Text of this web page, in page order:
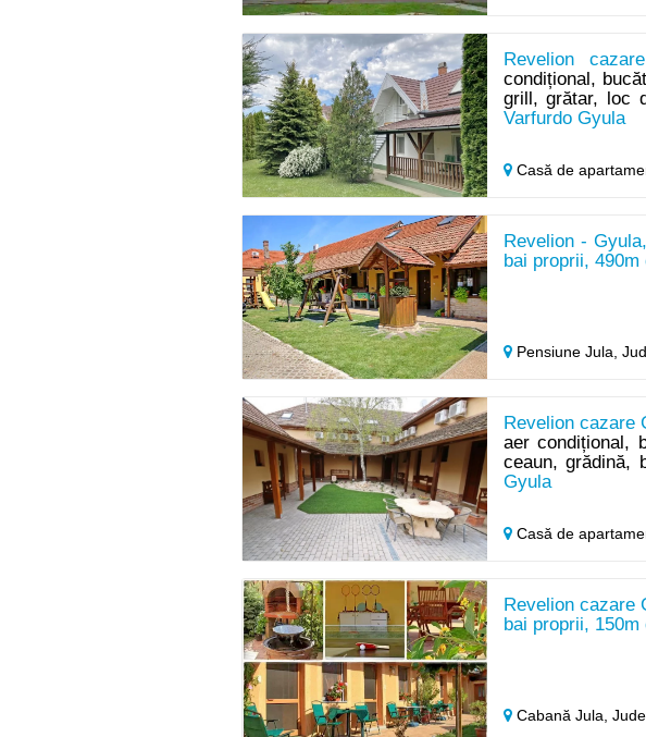
Revelion
condițional,
grill, grătar, loc
Varfurdo Gyula
Casă de
Revelion -
bai proprii, 490m
Pensiune Jula,
Revelion cazare
aer condițional,
ceaun, grădină,
Gyula
Casă de
Revelion cazare
bai proprii,
Cabană Jula,